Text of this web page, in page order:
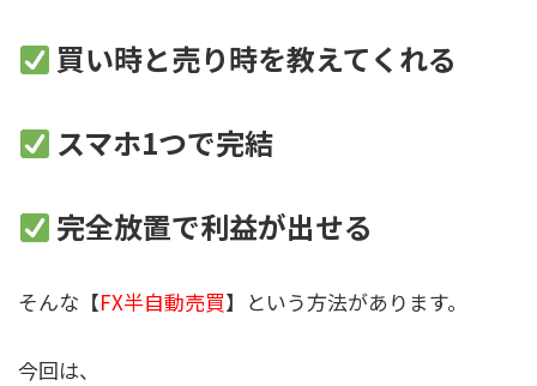
買い時と売り時を教えてくれる
スマホ1つで完結
完全放置で利益が出せる
そんな【FX半自動売買】という方法があります。
今回は、